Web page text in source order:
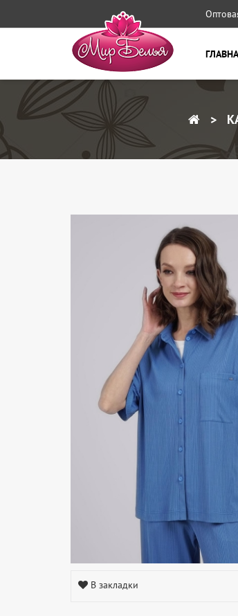
В закладки